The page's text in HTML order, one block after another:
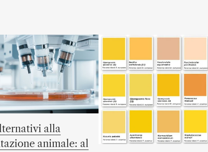
alla
animale: al